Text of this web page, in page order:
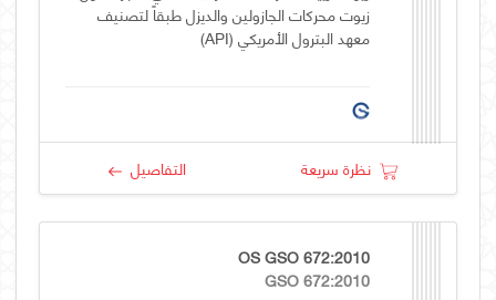
زيوت محركات الجازولين والديزل طبقاً لتصنيف
معهد البترول الأمريكي (API)
نظرة سريعة التفاصيل
OS GSO 672:2010
GSO 672:2010